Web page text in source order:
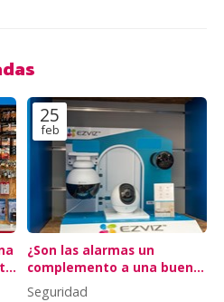
25
feb
¿Son las alarmas un
complemento a una buena
cerradura?
Seguridad